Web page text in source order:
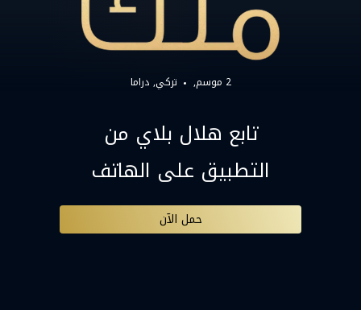
2 موسم, تركي دراما
تابع هلال بلاي من
التطبيق على الهاتف
حمل الآن